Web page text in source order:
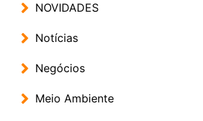
NOVIDADES
Notícias
Negócios
Meio Ambiente